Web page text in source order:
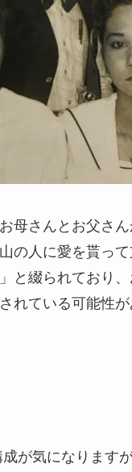
母さんとお父さ
の人に愛を貰っ
と綴られており
れている可能性
が気になります